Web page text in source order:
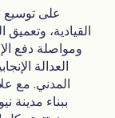
القيادية،
ومواصلة دفع
العدالة
المدني. مع